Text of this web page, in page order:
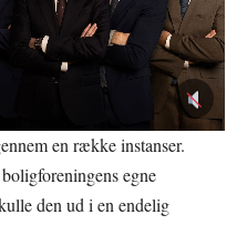
en række instanser.
egne
den ud i en endelig